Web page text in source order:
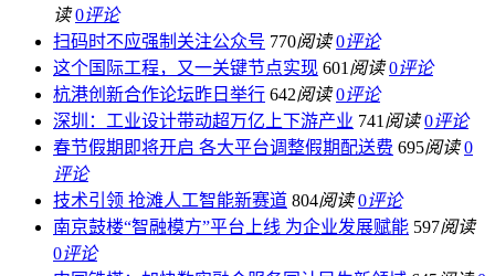
读 0评论
扫码时不应强制关注公众号 770阅读 0评论
这个国际工程，又一关键节点实现 601 阅读 0评论
杭港创新合作论坛昨日举行 642阅读 0评论
深圳：工业设计带动超万亿上下游产业 741 阅读 0评论
春节假期即将开启 各大平台调整假期配送费 695阅读 0
评论
技术引领 抢滩人工智能新赛道 804阅读 0评论
南京鼓楼“智融模方”平台上线 为企业发展赋能 597阅读
0评论